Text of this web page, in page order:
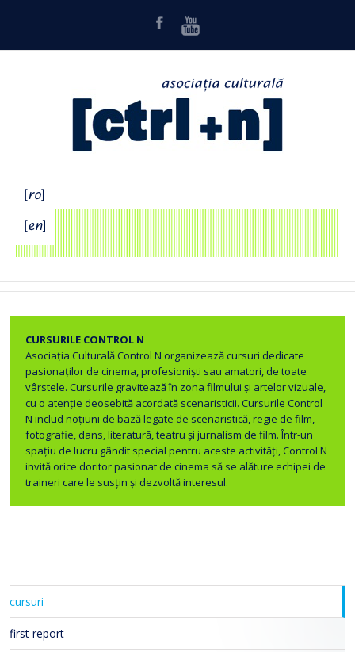
CURSURILE CONTROL N
Asociația Culturală Control N organizează cursuri dedicate
pasionaților de cinema, profesioniști sau amatori, de toate
vârstele. Cursurile gravitează în zona filmului și artelor vizuale,
cu o atenție deosebită acordată scenaristicii. Cursurile Control
N includ noțiuni de bază legate de scenaristică, regie de film,
fotografie, dans, literatură, teatru și jurnalism de film. Într-un
spațiu de lucru gândit special pentru aceste activități, Control N
invită orice doritor pasionat de cinema să se alăture echipei de
traineri care le susțin și dezvoltă interesul.
cursuri
first report